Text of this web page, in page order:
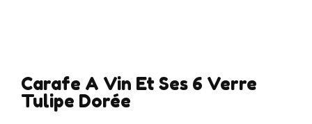
Carafe A Vin Et Ses 6 Verre
Tulipe Dorée